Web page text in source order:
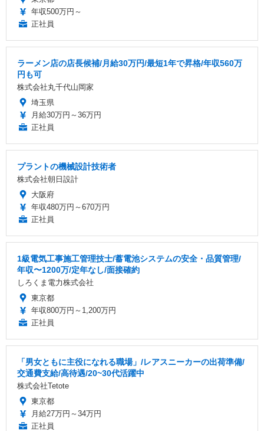
年収500万円～
正社員
ラーメン店の店長候補/月給30万円/最短1年で昇格/年収560万
円も可
株式会社丸千代山岡家
埼玉県
月給30万円～36万円
正社員
プラントの機械設計技術者
株式会社朝日設計
大阪府
年収480万円～670万円
正社員
1級電気工事施工管理技士/蓄電池システムの安全・品質管理/
年収〜1200万/定年なし/面接確約
しろくま電力株式会社
東京都
年収800万円～1,200万円
正社員
「男女ともに主役になれる職場」/レアスニーカーの出荷準備/
交通費支給/高待遇/20~30代活躍中
株式会社Tetote
東京都
月給27万円～34万円
正社員